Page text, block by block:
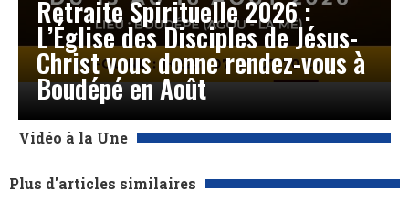
Retraite Spirituelle 2026 :
L’Église des Disciples de Jésus-
Christ vous donne rendez-vous à
Boudépé en Août
Vidéo à la Une
Plus d'articles similaires